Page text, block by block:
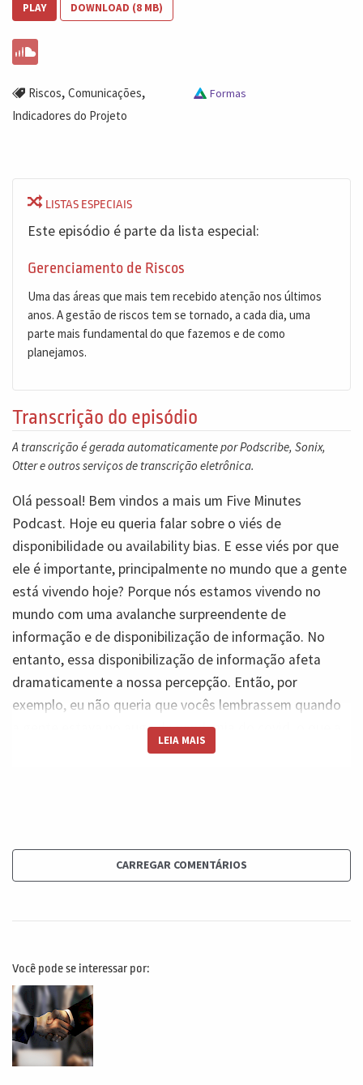
PLAY DOWNLOAD (8 MB)
Riscos, Comunicações,
Indicadores do Projeto
Formas
LISTAS ESPECIAIS
Este episódio é parte da lista especial:
Gerenciamento de Riscos
Uma das áreas que mais tem recebido atenção nos últimos
anos. A gestão de riscos tem se tornado, a cada dia, uma
parte mais fundamental do que fazemos e de como
planejamos.
Transcrição do episódio
A transcrição é gerada automaticamente por Podscribe, Sonix,
Otter e outros serviços de transcrição eletrônica.
Olá pessoal! Bem vindos a mais um Five Minutes
Podcast. Hoje eu queria falar sobre o viés de
disponibilidade ou availability bias. E esse viés por que
ele é importante, principalmente no mundo que a gente
está vivendo hoje? Porque nós estamos vivendo no
mundo com uma avalanche surpreendente de
informação e de disponibilização de informação. No
entanto, essa disponibilização de informação afeta
dramaticamente a nossa percepção. Então, por
exemplo, eu não queria que vocês lembrassem quando
a gente estava no auge da pandemia do covid, o que a
gente percebia como risco do covid. A gente percebia o
percepção tivesse uma nuvem ou tivesse de alguma
forma transformado a forma com que a gente enxerga
muito grande acontece, a sua percepção sobre a
probabilidade daquele evento é imediatamente
aumenta e aumenta de uma forma irracional. Então, por
exemplo, vamos dar um exemplo se você tem um ente
querido ou um amigo querido que teve um ataque
LEIA MAIS
CARREGAR COMENTÁRIOS
Você pode se interessar por: